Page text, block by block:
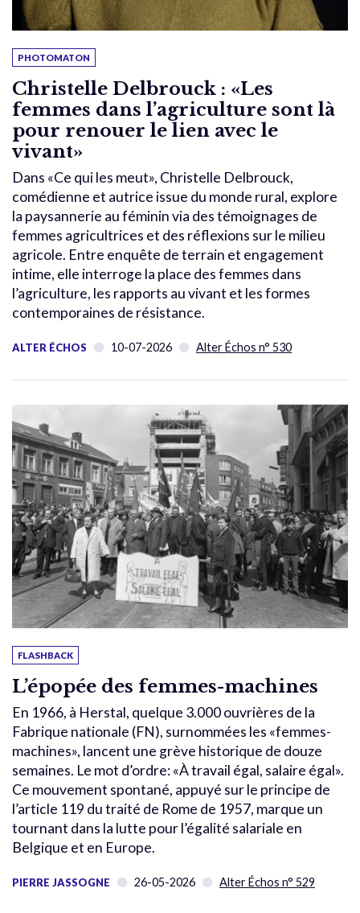
PHOTOMATON
Christelle Delbrouck : «Les
femmes dans l’agriculture sont là
pour renouer le lien avec le
vivant»
Dans «Ce qui les meut», Christelle Delbrouck,
comédienne et autrice issue du monde rural, explore
la paysannerie au féminin via des témoignages de
femmes agricultrices et des réflexions sur le milieu
agricole. Entre enquête de terrain et engagement
intime, elle interroge la place des femmes dans
l’agriculture, les rapports au vivant et les formes
contemporaines de résistance.
ALTER ÉCHOS 10-07-2026 Alter Échos n° 530
FLASHBACK
L’épopée des femmes-machines
En 1966, à Herstal, quelque 3.000 ouvrières de la
Fabrique nationale (FN), surnommées les «femmes-
machines», lancent une grève historique de douze
semaines. Le mot d’ordre: «À travail égal, salaire égal».
Ce mouvement spontané, appuyé sur le principe de
l’article 119 du traité de Rome de 1957, marque un
tournant dans la lutte pour l’égalité salariale en
Belgique et en Europe.
PIERRE JASSOGNE 26-05-2026 Alter Échos n° 529